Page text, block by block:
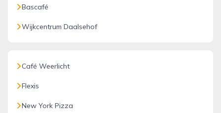
Bascafé
Wijkcentrum Daalsehof
Café Weerlicht
Flexis
New York Pizza